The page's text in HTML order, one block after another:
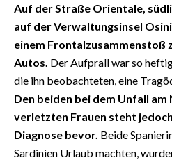
ANNUNCI
NECROLOGI
STORE
Auf der Straße Orientale,
auf der Verwaltungsinsel
einem Frontalzusammenstoß
Autos. Der Aufprall war so
die ihn beobachteten, eine
Den beiden bei dem Unfall
verletzten Frauen steht
Diagnose bevor. Beide
Sardinien Urlaub machten,